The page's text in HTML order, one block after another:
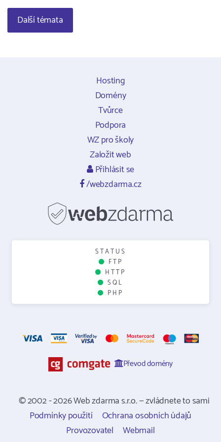
Další témata
Hosting
Domény
Tvůrce
Podpora
WZ pro školy
Založit web
Přihlásit se
/webzdarma.cz
STATUS
FTP
HTTP
SQL
PHP
Převod domény
© 2002 - 2026 Web zdarma s.r.o. — zvládnete to sami
Podmínky použití
Ochrana osobních údajů
Provozovatel
Webmail